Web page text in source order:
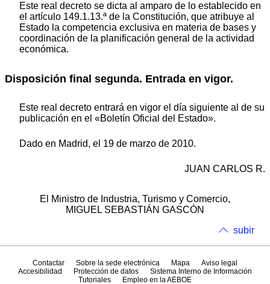
Este real decreto se dicta al amparo de lo establecido en
el artículo 149.1.13.ª de la Constitución, que atribuye al
Estado la competencia exclusiva en materia de bases y
coordinación de la planificación general de la actividad
económica.
Disposición final segunda. Entrada en vigor.
Este real decreto entrará en vigor el día siguiente al de su
publicación en el «Boletín Oficial del Estado».
Dado en Madrid, el 19 de marzo de 2010.
JUAN CARLOS R.
El Ministro de Industria, Turismo y Comercio,
MIGUEL SEBASTIÁN GASCÓN
subir
Contactar Sobre la sede electrónica Mapa
Aviso legal
Accesibilidad
Protección de datos
Sistema Interno de Información
Tutoriales
Empleo en la AEBOE